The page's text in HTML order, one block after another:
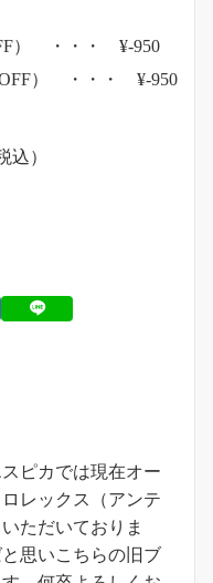
） ・・・ ¥-950
） ・・・ ¥-950
）
ピカでは現在オー
レックス（アンテ
ただいておりま
思いこちらの旧ブ